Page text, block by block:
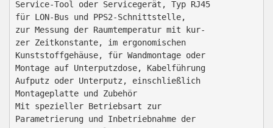
Service-Tool oder Servicegerät, Typ RJ45
für LON-Bus und PPS2-Schnittstelle,
zur Messung der Raumtemperatur mit kur-
zer Zeitkonstante, im ergonomischen
Kunststoffgehäuse, für Wandmontage oder
Montage auf Unterputzdose, Kabelführung
Aufputz oder Unterputz, einschließlich
Montageplatte und Zubehör
Mit spezieller Betriebsart zur
Parametrierung und Inbetriebnahme der